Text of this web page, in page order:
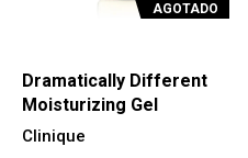
AGOTADO
Dramatically Different
Moisturizing Gel
Clinique